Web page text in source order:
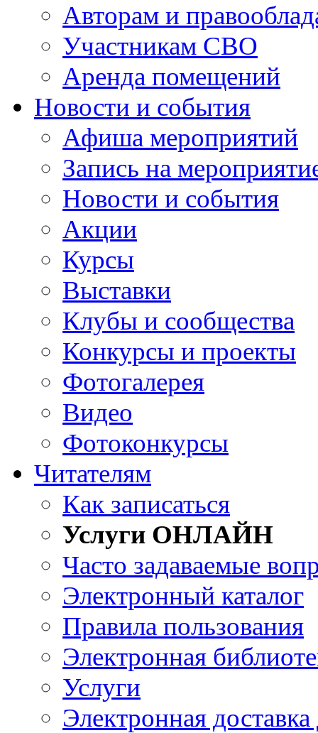
Авторам и
Участникам СВО
Аренда помещений
Новости и события
Афиша мероприятий
Запись на
Новости и события
Акции
Курсы
Выставки
Клубы и сообщества
Конкурсы и проекты
Фотогалерея
Видео
Фотоконкурсы
Читателям
Как записаться
Услуги ОНЛАЙН
Часто задаваемые
Электронный каталог
Правила пользования
Электронная
Услуги
Электронная